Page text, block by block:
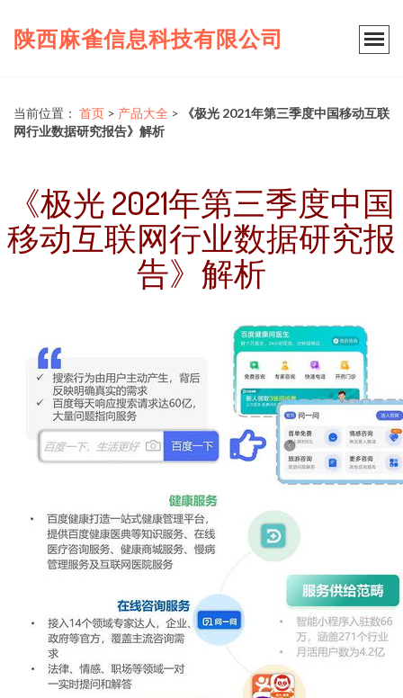
陕西麻雀信息科技有限公司
当前位置： 首页 > 产品大全 >
《极光 2021年第三季度中国移动互联
网行业数据研究报告》解析
《极光 2021年第三季度中国
移动互联网行业数据研究报
告》解析